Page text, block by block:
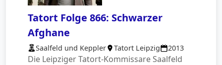
Tatort Folge 866: Schwarzer
Afghane
Saalfeld und Keppler Tatort Leipzig 2013
Die Leipziger Tatort-Kommissare Saalfeld